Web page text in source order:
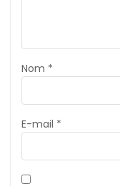
Nom *
E-mail *